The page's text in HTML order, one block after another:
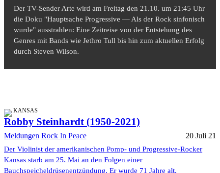
Der TV-Sender Arte wird am Freitag den 21.10. um 21:45 Uhr
die Doku "Hauptsache Progressive — Als der Rock sinfonisch
wurde" ausstrahlen: Eine Zeitreise von der Entstehung des
Genres mit Bands wie Jethro Tull bis hin zum aktuellen Erfolg
durch Steven Wilson.
KANSAS
Robby Steinhardt (1950-2021)
Meldungen Rock In Peace 20 Juli 21
Der Violinist der amerikanischen Pomp- und Progressive-Rocker
Kansas starb am 25. Mai an den Folgen einer
Bauchspeicheldrüsenentzündung. Er wurde 71 Jahre alt.